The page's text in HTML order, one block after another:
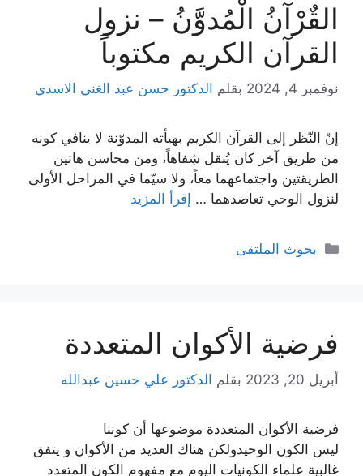
القٌرْآنُ الْمُدوَّنُ – نزول
القرآن الكريم مكتوباً
نوفمبر 4, 2024 بقلم الدكتور حسن عبد الغني الاسدي
إنّ النّظر إلى القرآن الكريم بهيأته المدوّنة لا ينافي كونه
من طريق آخر كان يُنقل شِفاهاً، ومن محاسن هاتين
الطريقتين واجتماعهما معاً، ولا سيّما في المراحل الأولى
لنزول الوحي تعاضدهما … إقرأ المزيد
التصنيفات
بحوث الملتقى
فرضية الأكوان المتعددة
أبريل 20, 2023 بقلم الدكتور علي حسين عبدالله
فرضية الأكوان المتعددة موضوعها أن كوننا
ليس الكون الوحيدولكن هناك العديد من الأكوان و يتفق
غالبية علماء الكونيات اليوم مع مفهوم الكون المتعدد